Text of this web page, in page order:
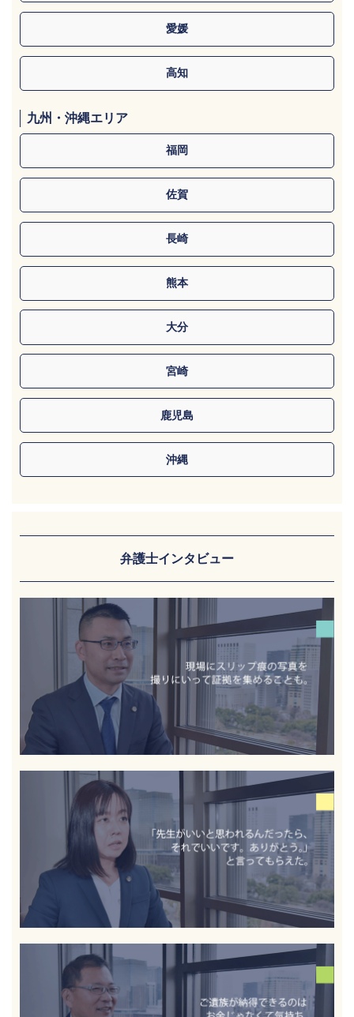
愛媛
高知
九州・沖縄エリア
福岡
佐賀
長崎
熊本
大分
宮崎
鹿児島
沖縄
弁護士インタビュー